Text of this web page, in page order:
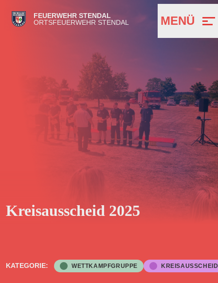
FEUERWEHR STENDAL
ORTSFEUERWEHR STENDAL
MENÜ
Kreisausscheid 2025
KATEGORIE: WETTKAMPFGRUPPE KREISAUSSCHEID